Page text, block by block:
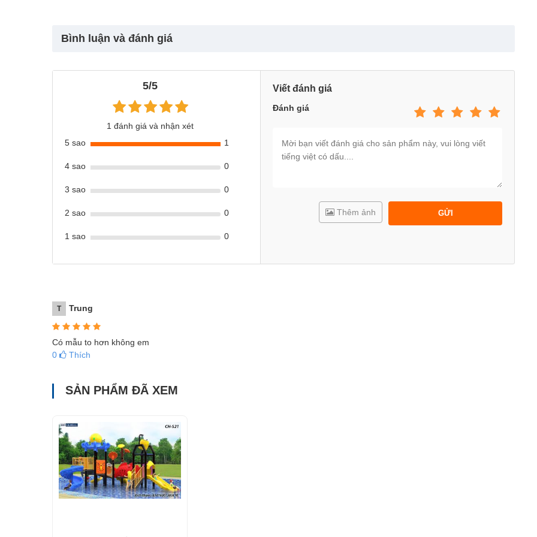
Một trong những yếu tố làm nên sức hút mạnh mẽ của cầu trượt liên hoàn công viên nước
Chất liệu cao cấp, thân thiện với trẻ
Toàn bộ sản phẩm được làm từ
cho làn da nhạy cảm của bé. Khung trụ và các chi tiết chịu lực được gia cố bằng vật liệu chắc chắn, có khả năng chịu tải
Thiết kế tròn bo, không góc cạnh
Tất cả các cạnh, góc của sản phẩm đều được
quá trình bé vui chơi. Mặt cầu trượt có độ nhám vừa đủ để bé trượt nhanh mà vẫn kiểm soát được tốc độ.
Bình luận và đánh giá
5/5
1 đánh giá và nhận xét
5 sao
1
4 sao 0
3 sao 0
2 sao 0
1 sao 0
Viết đánh giá
Đánh giá
GỬI
Thêm ảnh
T Trung
Có mẫu to hơn không em
0
Thích
SẢN PHẨM ĐÃ XEM